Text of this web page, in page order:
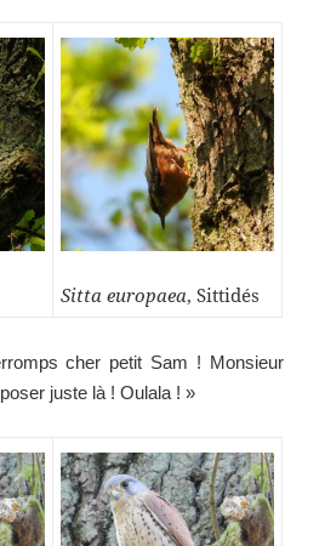
Sitta europaea, Sittidés
cher petit Sam ! Monsieur
juste là ! Oulala ! »